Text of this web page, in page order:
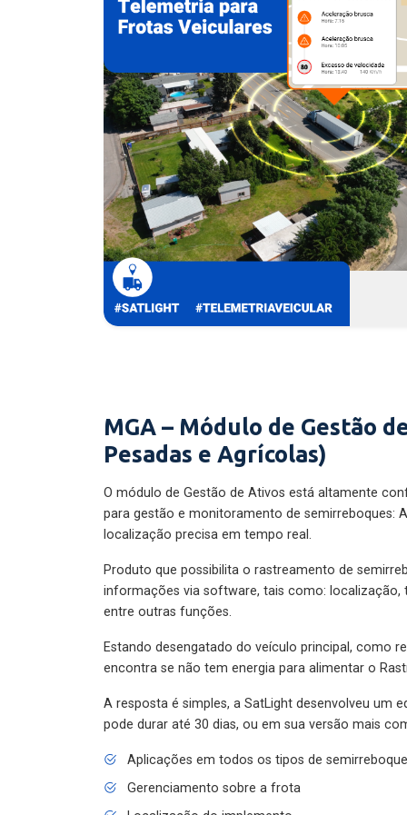
MGA – Módulo de Gestão
Pesadas e Agrícolas)
O módulo de Gestão de Ativos está altamente
para gestão e monitoramento de semirreboques:
localização precisa em tempo real.
Produto que possibilita o rastreamento de
informações via software, tais como: localização,
entre outras funções.
Estando desengatado do veículo principal, como
encontra se não tem energia para alimentar o
A resposta é simples, a SatLight desenvolveu um
pode durar até 30 dias, ou em sua versão mais
Aplicações em todos os tipos de
Gerenciamento sobre a frota
Localização do implemento